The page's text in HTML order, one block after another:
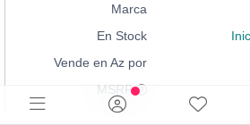
Marca
En Stock
Vende en Az por
MSRP
Condición